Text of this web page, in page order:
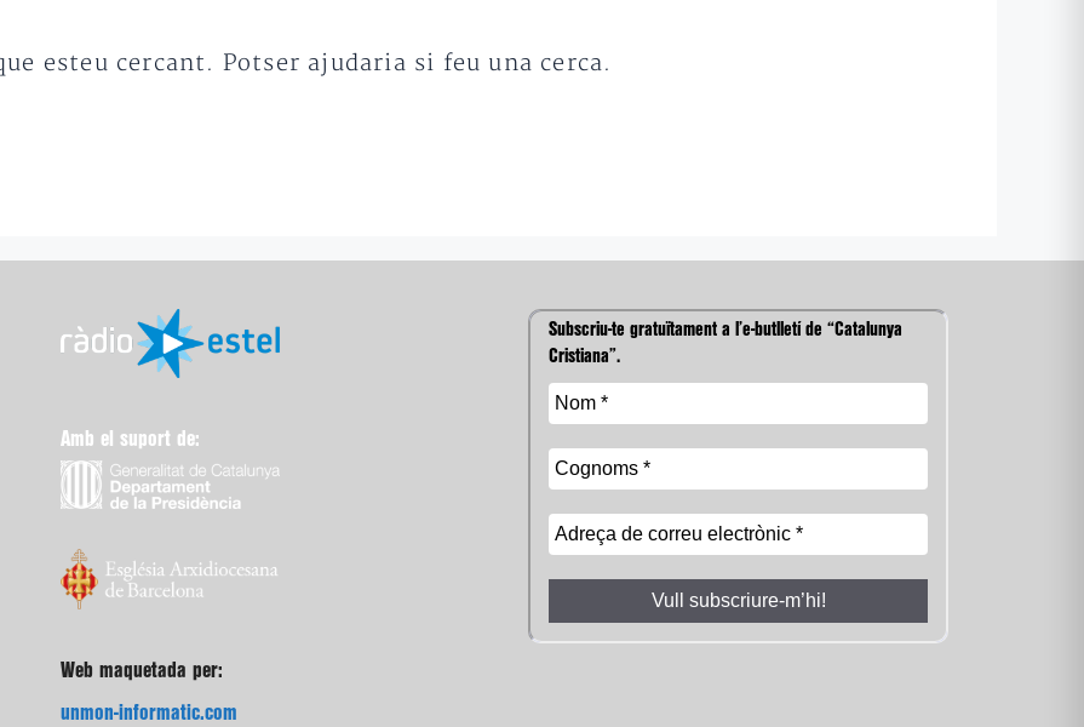
esteu cercant. Potser ajudaria si feu una cerca.
Amb el suport de:
Web maquetada per:
unmon-informatic.com
Subscriu-te gratuïtament a l’e-butlletí de “Catalunya
Cristiana”.